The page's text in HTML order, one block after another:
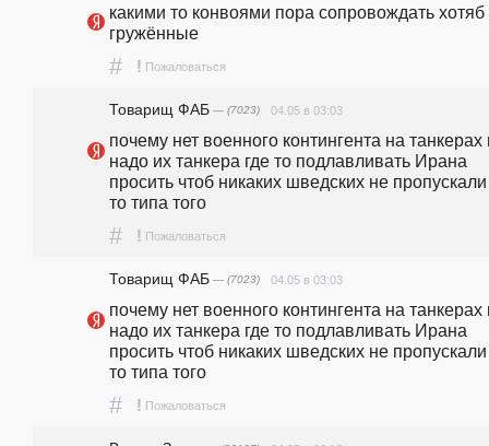
какими то конвоями пора сопровождать хотяб
гружённые
# ! Пожаловаться
Товарищ ФАБ — (7023) 04.05 в 03:03
почему нет военного контингента на танкерах
надо их танкера где то подлавливать Ирана
просить чтоб никаких шведских не пропускали
то типа того
# ! Пожаловаться
Товарищ ФАБ — (7023) 04.05 в 03:03
почему нет военного контингента на танкерах
надо их танкера где то подлавливать Ирана
просить чтоб никаких шведских не пропускали
то типа того
# ! Пожаловаться